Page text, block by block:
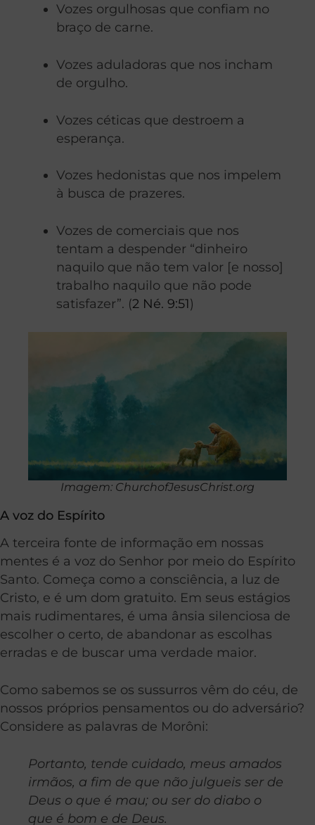
Vozes orgulhosas que confiam no
braço de carne.
Vozes aduladoras que nos incham
de orgulho.
Vozes céticas que destroem a
esperança.
Vozes hedonistas que nos impelem
à busca de prazeres.
Vozes de comerciais que nos
tentam a despender “dinheiro
naquilo que não tem valor [e nosso]
trabalho naquilo que não pode
satisfazer”. (2 Né. 9:51)
Imagem: ChurchofJesusChrist.org
A voz do Espírito
A terceira fonte de informação em nossas
mentes é a voz do Senhor por meio do Espírito
Santo. Começa como a consciência, a luz de
Cristo, e é um dom gratuito. Em seus estágios
mais rudimentares, é uma ânsia silenciosa de
escolher o certo, de abandonar as escolhas
erradas e de buscar uma verdade maior.
Como sabemos se os sussurros vêm do céu, de
nossos próprios pensamentos ou do adversário?
Considere as palavras de Morôni:
Portanto, tende cuidado, meus amados
irmãos, a fim de que não julgueis ser de
Deus o que é mau; ou ser do diabo o
que é bom e de Deus.